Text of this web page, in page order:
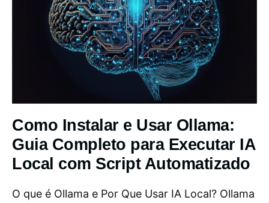
Como Instalar e Usar Ollama:
Guia Completo para Executar IA
Local com Script Automatizado
O que é Ollama e Por Que Usar IA Local? Ollama